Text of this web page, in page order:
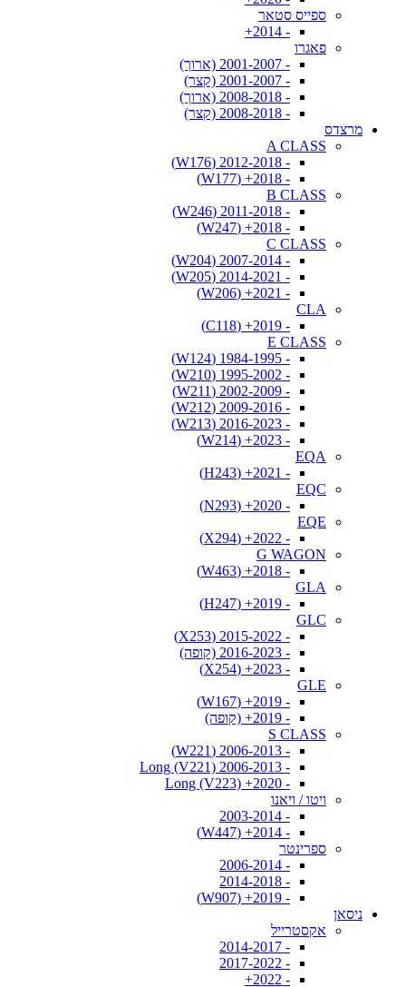
ספייס סטאר
- 2014+
פאגרו
- 2001-2007 (ארוך)
- 2001-2007 (קצר)
- 2008-2018 (ארוך)
- 2008-2018 (קצר)
מרצדס
A CLASS
- 2012-2018 (W176)
- 2018+ (W177)
B CLASS
- 2011-2018 (W246)
- 2018+ (W247)
C CLASS
- 2007-2014 (W204)
- 2014-2021 (W205)
- 2021+ (W206)
CLA
- 2019+ (C118)
E CLASS
- 1984-1995 (W124)
- 1995-2002 (W210)
- 2002-2009 (W211)
- 2009-2016 (W212)
- 2016-2023 (W213)
- 2023+ (W214)
EQA
- 2021+ (H243)
EQC
- 2020+ (N293)
EQE
- 2022+ (X294)
G WAGON
- 2018+ (W463)
GLA
- 2019+ (H247)
GLC
- 2015-2022 (X253)
- 2016-2023 (קופה)
- 2023+ (X254)
GLE
- 2019+ (W167)
- 2019+ (קופה)
S CLASS
- 2006-2013 (W221)
- 2006-2013 Long (V221)
- 2020+ Long (V223)
ויטו / ויאנו
- 2003-2014
- 2014+ (W447)
ספרינטר
- 2006-2014
- 2014-2018
- 2019+ (W907)
ניסאן
אקסטרייל
- 2014-2017
- 2017-2022
- 2022+